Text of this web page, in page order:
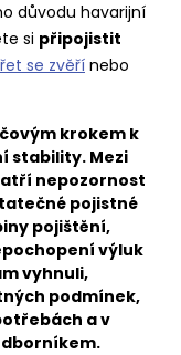
důvodu havarijní
si připojistit
se zvěří nebo
krokem k
stability. Mezi
nepozornost
pojistné
pojištění,
výluk
vyhnuli,
podmínek,
a v